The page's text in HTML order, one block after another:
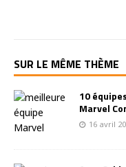
SUR LE MÊME THÈME
10
Marvel
16 avril